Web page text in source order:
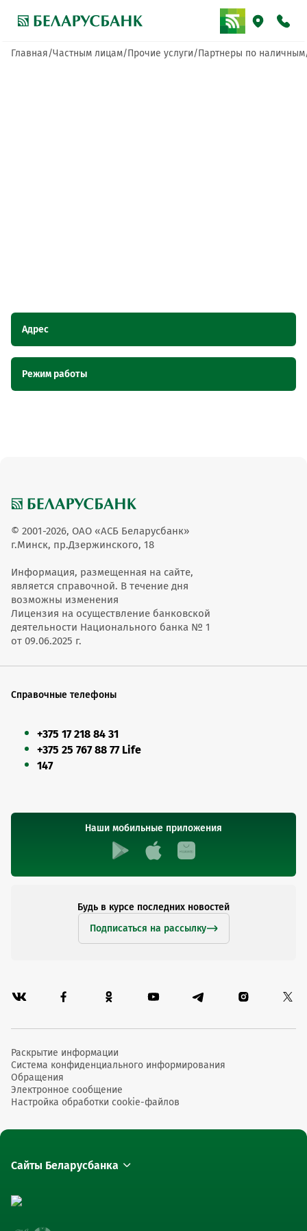
Главная Частным лицам Прочие услуги Партнеры по наличным
Адрес
пункта обслуживания
Режим работы
© 2001-2026, ОАО «АСБ Беларусбанк»
г.Минск, пр.Дзержинского, 18
Информация, размещенная на сайте,
является справочной. В течение дня
возможны изменения
Лицензия на осуществление банковской
деятельности Национального банка № 1
от 09.06.2025 г.
Справочные телефоны
+375 17 218 84 31
+375 25 767 88 77 Life
147
Наши мобильные приложения
Будь в курсе последних новостей
Подписаться на рассылку
Раскрытие информации
Система конфиденциального информирования
Обращения
Электронное сообщение
Настройка обработки cookie-файлов
Сайты Беларусбанка